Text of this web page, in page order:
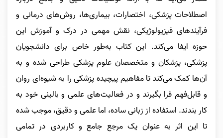
اصطلاحات پزشکی، اختصارات، بیماری‌ها، روش‌های درمانی و
فرآیندهای فیزیولوژیکی، نقش مهمی در درک و آموزش این
حوزه ایفا می‌کند. این کتاب به‌طور خاص برای دانشجویان
پزشکی، پزشکان و متخصصان علوم پزشکی طراحی شده و به
آن‌ها کمک می‌کند تا مفاهیم پیچیده پزشکی را به شیوه‌ای روان
و قابل‌فهم فرا بگیرند و در فعالیت‌های علمی و بالینی خود به
کار بندند. استفاده از زبانی ساده، اما علمی و دقیق، موجب شده
تا این اثر به عنوان یک مرجع جامع و کاربردی در تمامی